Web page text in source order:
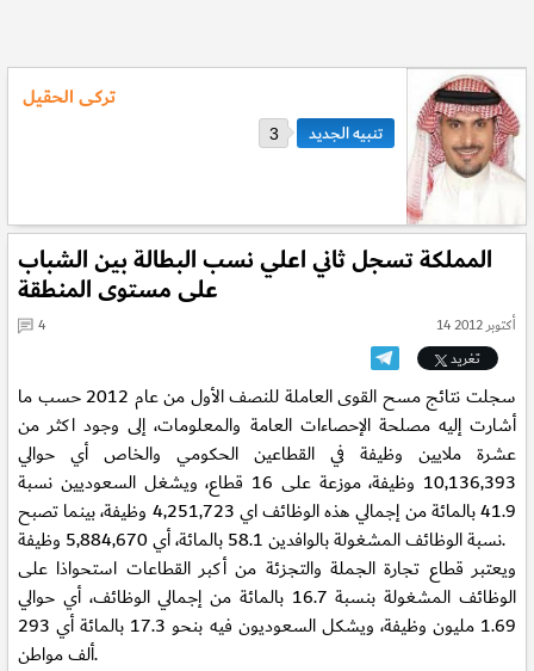
تركى الحقيل
3
المملكة تسجل ثاني اعلي نسب البطالة بين الشباب
على مستوى المنطقة
14 أكتوبر 2012
4
تغريد
سجلت نتائج مسح القوى العاملة للنصف الأول من عام 2012 حسب ما
أشارت إليه مصلحة الإحصاءات العامة والمعلومات، إلى وجود اكثر من
عشرة ملايين وظيفة في القطاعين الحكومي والخاص أي حوالي
10,136,393 وظيفة، موزعة على 16 قطاع، ويشغل السعوديين نسبة
41.9 بالمائة من إجمالي هذه الوظائف اي 4,251,723 وظيفة، بينما تصبح
نسبة الوظائف المشغولة بالوافدين 58.1 بالمائة، أي 5,884,670 وظيفة.
ويعتبر قطاع تجارة الجملة والتجزئة من أكبر القطاعات استحواذا على
الوظائف المشغولة بنسبة 16.7 بالمائة من إجمالي الوظائف، أي حوالي
1.69 مليون وظيفة، ويشكل السعوديون فيه بنحو 17.3 بالمائة أي 293
ألف مواطن.